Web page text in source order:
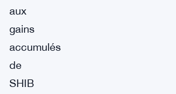
aux
gains
accumulés
de
SHIB